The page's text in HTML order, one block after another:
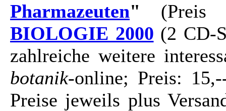
Pharmazeuten" (Preis
BIOLOGIE 2000 (2 CD-
zahlreiche weitere
botanik-online; Preis:
Preise jeweils plus